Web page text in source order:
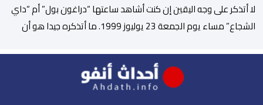
لا أتذكر على وجه اليقين إن كنت أشاهد ساعتها “دراغون بول” أم “داي
الشجاع” مساء يوم الجمعة 23 يوليوز 1999. ما أتذكره جيدا هو أن
تلاوة القرآن الكريم، ثم جاء الإعلان الرسمي عن وفاة الملك الحسن
الثاني طيب الله ثراه، رافقته هيستيريا من البكاء داخل المنزل […]